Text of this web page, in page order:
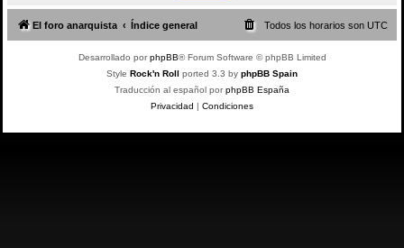
El foro anarquista Índice general Todos los horarios son UTC
Desarrollado porphpBB® Forum Software © phpBB Limited
Style Rock'n Roll ported 3.3 by phpBB Spain
Traducción al español porphpBB España
Privacidad | Condiciones